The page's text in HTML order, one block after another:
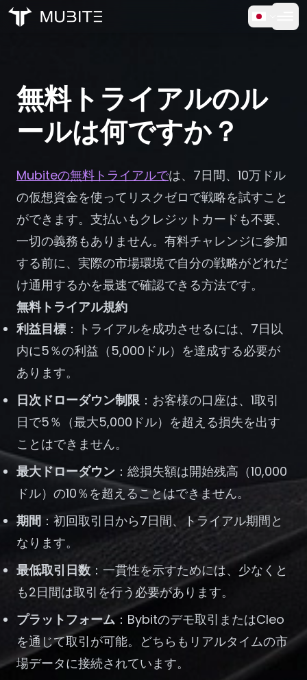
よくある質問
お客様の声
トレーディング
会社情報
ログイン
無料トライアルのルールは何ですか？
無料トライアルのル
ールは何ですか？
Mubiteの無料トライアルでは、7日間、10万ドル
の仮想資金を使ってリスクゼロで戦略を試すこと
ができます。支払いもクレジットカードも不要、
一切の義務もありません。有料チャレンジに参加
する前に、実際の市場環境で自分の戦略がどれだ
け通用するかを最速で確認できる方法です。
無料トライアル規約
利益目標 ：トライアルを成功させるには、7日以
内に5％の利益（5,000ドル）を達成する必要が
あります。
日次ドローダウン制限：お客様の口座は、1取引
日で5％（最大5,000ドル）を超える損失を出す
ことはできません。
最大ドローダウン ：総損失額は開始残高（10,000
ドル）の10％を超えることはできません。
期間 ：初回取引日から7日間、トライアル期間と
なります。
最低取引日数：一貫性を示すためには、少なくと
も2日間は取引を行う必要があります。
プラットフォーム：Bybitのデモ取引またはCleo
を通じて取引が可能。どちらもリアルタイムの市
場データに接続されています。